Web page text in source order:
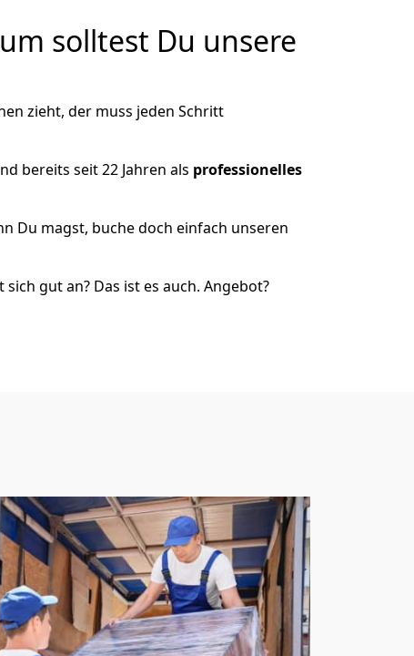
solltest Du unsere
zieht, der muss jeden Schritt
bereits seit 22 Jahren als professionelles
Du magst, buche doch einfach unseren
gut an? Das ist es auch. Angebot?